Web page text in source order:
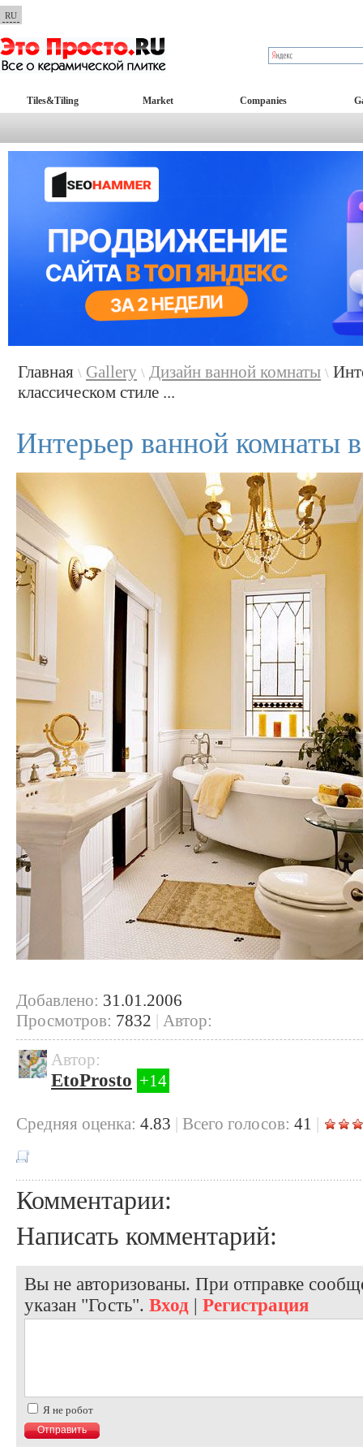
RU
Tiles&Tiling Market Companies
Главная \ Gallery \ Дизайн ванной комнаты \
классическом стиле ...
Интерьер ванной комнаты
Добавлено: 31.01.2006
Просмотров: 7832 | Автор:
Автор:
EtoProsto +14
Cредняя оценка: 4.83 | Всего голосов: 41 |
Комментарии:
Написать комментарий:
Вы не авторизованы. При отправке
указан "Гость". Вход | Регистрация
Я не робот